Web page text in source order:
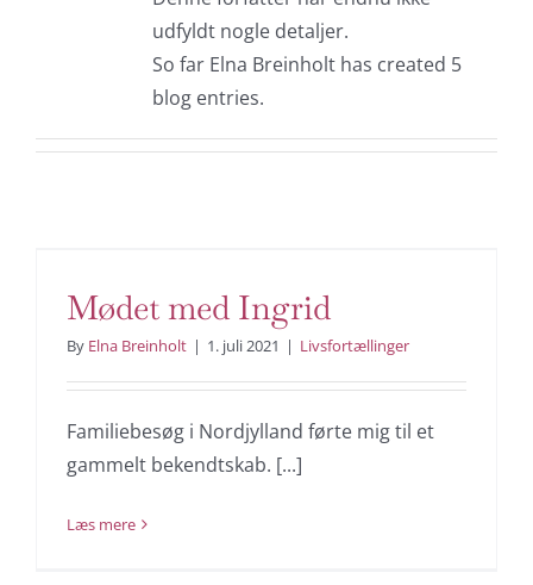
udfyldt nogle detaljer.
So far Elna Breinholt has created 5
blog entries.
Mødet med Ingrid
By Elna Breinholt | 1. juli 2021 | Livsfortællinger
Familiebesøg i Nordjylland førte mig til et
gammelt bekendtskab. [...]
Læs mere